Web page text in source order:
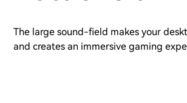
The large sound-field makes your
and creates an immersive gaming